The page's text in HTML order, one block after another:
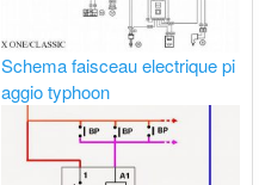
Schema faisceau electrique pi
aggio typhoon